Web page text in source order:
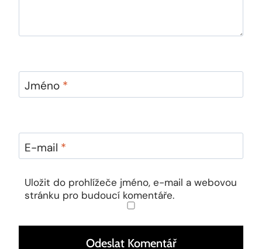
Jméno *
E-mail *
Uložit do prohlížeče jméno, e-mail a webovou
stránku pro budoucí komentáře.